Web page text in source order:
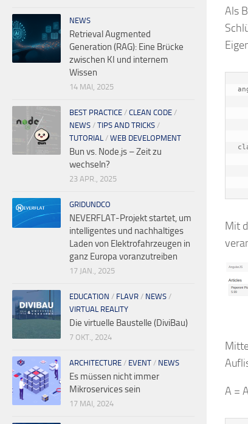
Als
Mit
A =
NEWS
Retrieval Augmented
Generation (RAG): Eine Brücke
zwischen KI und internem
Wissen
14 MAI, 2025
BEST PRACTICE / CLEAN CODE /
NEWS / TIPS AND TRICKS /
TUTORIAL / WEB DEVELOPMENT
Bun vs. Node.js – Zeit zu
wechseln?
23 APR., 2025
GRIDUNDCO
NEVERFLAT-Projekt startet, um
intelligentes und nachhaltiges
Laden von Elektrofahrzeugen in
ganz Europa voranzutreiben
17 JAN., 2025
EDUCATION / FLAVR / NEWS /
VIRTUAL REALITY
Die virtuelle Baustelle (DiviBau)
7 OKT., 2024
ARCHITECTURE / EVENT / NEWS
Es müssen nicht immer
Mikroservices sein
17 MAI, 2024